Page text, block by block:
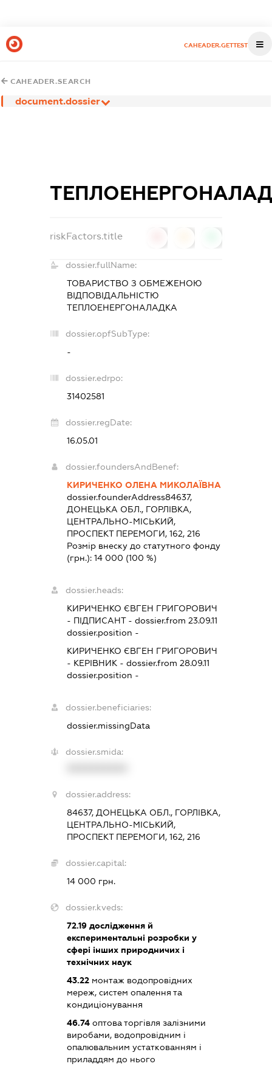
CAHEADER.GETTEST
CAHEADER.SEARCH
document.dossier
riskFactors.title
dossier.fullName:
ТОВАРИСТВО З ОБМЕЖЕНОЮ
ВІДПОВІДАЛЬНІСТЮ
ТЕПЛОЕНЕРГОНАЛАДКА
dossier.opfSubType:
-
dossier.edrpo:
31402581
dossier.regDate:
16.05.01
dossier.foundersAndBenef:
КИРИЧЕНКО ОЛЕНА МИКОЛАЇВНА
dossier.founderAddress84637,
ДОНЕЦЬКА ОБЛ., ГОРЛІВКА,
ЦЕНТРАЛЬНО-МІСЬКИЙ,
ПРОСПЕКТ ПЕРЕМОГИ, 162, 216
Розмір внеску до статутного фонду
(грн.):14 000 (100 %)
dossier.heads:
КИРИЧЕНКО ЄВГЕН ГРИГОРОВИЧ
- ПІДПИСАНТ- dossier.from 23.09.11
dossier.position -
КИРИЧЕНКО ЄВГЕН ГРИГОРОВИЧ
- КЕРІВНИК - dossier.from 28.09.11
dossier.position -
dossier.beneficiaries:
dossier.missingData
dossier.smida:
dossier.address:
84637, ДОНЕЦЬКА ОБЛ., ГОРЛІВКА,
ЦЕНТРАЛЬНО-МІСЬКИЙ,
ПРОСПЕКТ ПЕРЕМОГИ, 162, 216
dossier.capital:
14 000 грн.
dossier.kveds:
72.19 дослідження й
експериментальні розробки у
сфері інших природничих і
технічних наук
43.22 монтаж водопровідних
мереж, систем опалення та
кондиціонування
46.74 оптова торгівля залізними
виробами, водопровідним і
опалювальним устаткованням і
приладдям до нього